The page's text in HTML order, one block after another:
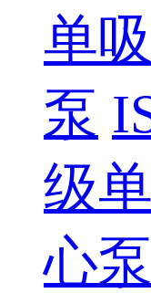
单
泵
级
心泵